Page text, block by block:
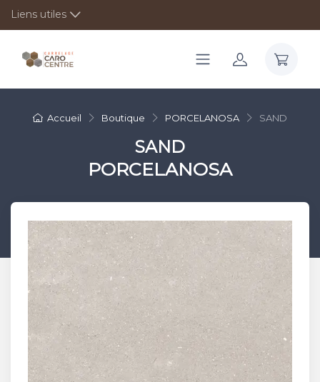
Liens utiles
Accueil Boutique PORCELANOSA SAND
SAND
PORCELANOSA